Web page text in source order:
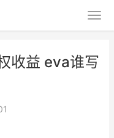
收益 eva谁写